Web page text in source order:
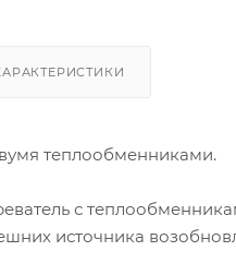
теплообменниками.
с
источника